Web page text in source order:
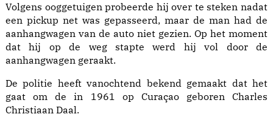
Volgens ooggetuigen probeerde hij over te steken nadat
een pickup net was gepasseerd, maar de man had de
aanhangwagen van de auto niet gezien. Op het moment
dat hij op de weg stapte werd hij vol door de
aanhangwagen geraakt.
De politie heeft vanochtend bekend gemaakt dat het
gaat om de in 1961 op Curaçao geboren Charles
Christiaan Daal.